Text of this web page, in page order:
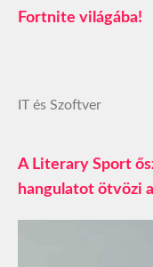
Fortnite világába!
IT és Szoftver
A Literary Sport
hangulatot ötvözi